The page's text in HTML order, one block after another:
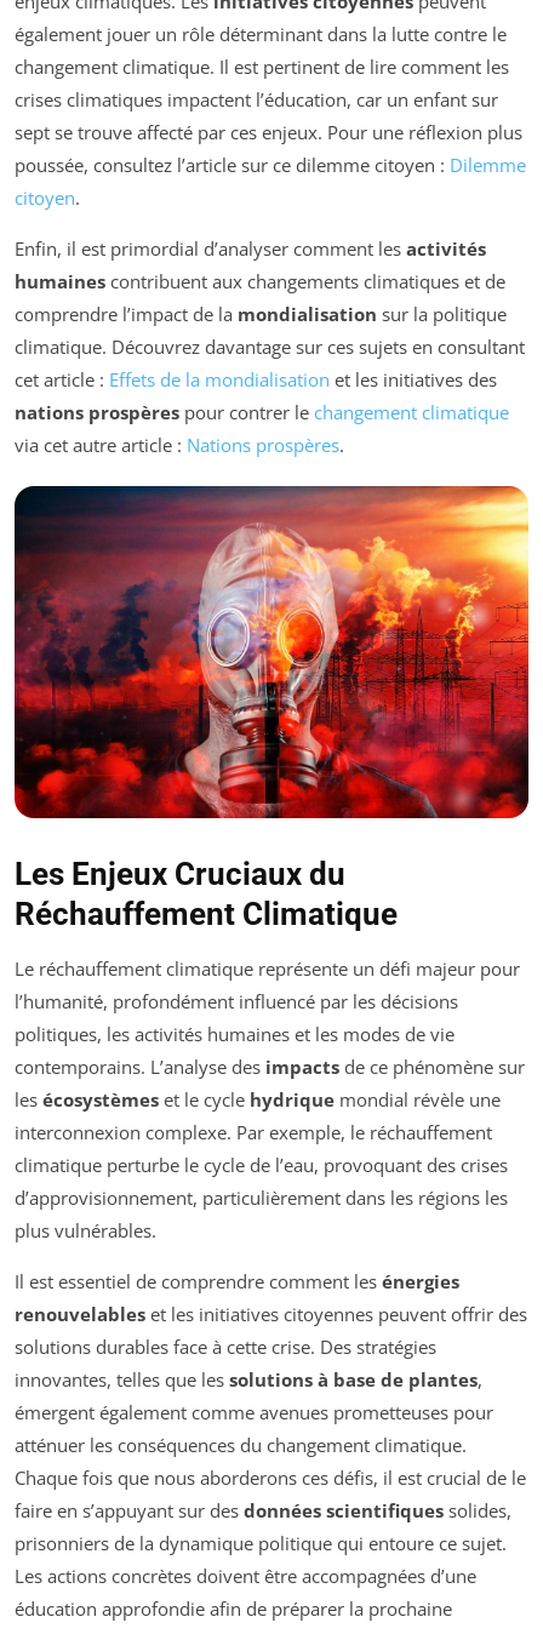
également jouer un rôle déterminant dans la lutte contre le
changement climatique. Il est pertinent de lire comment les
crises climatiques impactent l’éducation, car un enfant sur
sept se trouve affecté par ces enjeux. Pour une réflexion plus
poussée, consultez l’article sur ce dilemme citoyen : Dilemme
citoyen.
Enfin, il est primordial d’analyser comment les activités
humaines contribuent aux changements climatiques et de
comprendre l’impact de la mondialisation sur la politique
climatique. Découvrez davantage sur ces sujets en consultant
cet article : Effets de la mondialisation et les initiatives des
nations prospères pour contrer le changement climatique
via cet autre article : Nations prospères.
Les Enjeux Cruciaux du
Réchauffement Climatique
Le réchauffement climatique représente un défi majeur pour
l’humanité, profondément influencé par les décisions
politiques, les activités humaines et les modes de vie
contemporains. L’analyse des impacts de ce phénomène sur
les écosystèmes et le cycle hydrique mondial révèle une
interconnexion complexe. Par exemple, le réchauffement
climatique perturbe le cycle de l’eau, provoquant des crises
d’approvisionnement, particulièrement dans les régions les
plus vulnérables.
Il est essentiel de comprendre comment les énergies
renouvelables et les initiatives citoyennes peuvent offrir des
solutions durables face à cette crise. Des stratégies
innovantes, telles que les solutions à base de plantes,
émergent également comme avenues prometteuses pour
atténuer les conséquences du changement climatique.
Chaque fois que nous aborderons ces défis, il est crucial de le
faire en s’appuyant sur des données scientifiques solides,
prisonniers de la dynamique politique qui entoure ce sujet.
Les actions concrètes doivent être accompagnées d’une
éducation approfondie afin de préparer la prochaine